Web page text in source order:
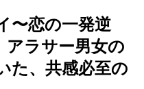
〜恋の一発逆
アラサー男女の
た、共感必至の